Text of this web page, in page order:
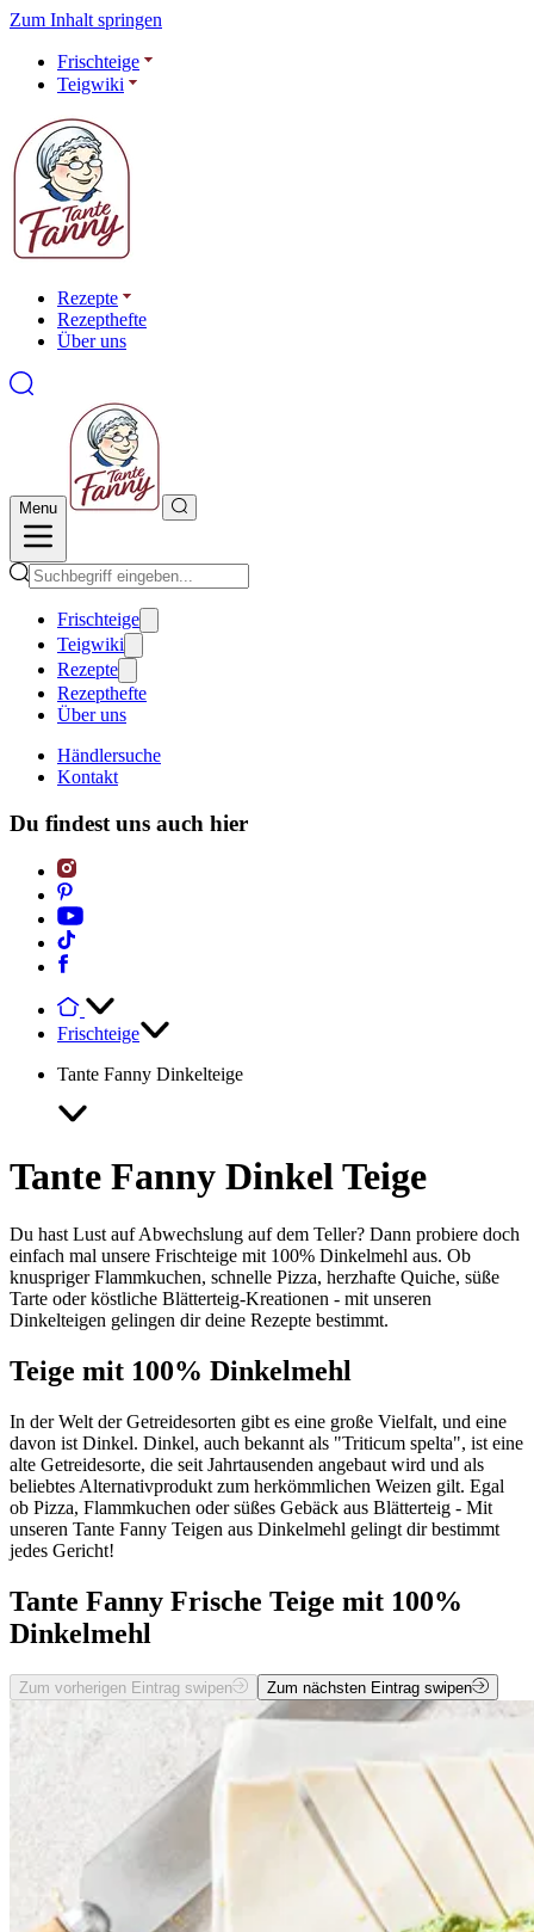
Zum Inhalt springen
Frischteige
Teigwiki
Rezepte
Rezepthefte
Über uns
Menu
Frischteige
Teigwiki
Rezepte
Rezepthefte
Über uns
Händlersuche
Kontakt
Du findest uns auch hier
Frischteige
Tante Fanny Dinkelteige
Tante Fanny Dinkel Teige
Du hast Lust auf Abwechslung auf dem Teller? Dann probiere doch
einfach mal unsere Frischteige mit 100% Dinkelmehl aus. Ob
knuspriger Flammkuchen, schnelle Pizza, herzhafte Quiche, süße
Tarte oder köstliche Blätterteig-Kreationen - mit unseren
Dinkelteigen gelingen dir deine Rezepte bestimmt.
Teige mit 100% Dinkelmehl
In der Welt der Getreidesorten gibt es eine große Vielfalt, und eine
davon ist Dinkel. Dinkel, auch bekannt als "Triticum spelta", ist eine
alte Getreidesorte, die seit Jahrtausenden angebaut wird und als
beliebtes Alternativprodukt zum herkömmlichen Weizen gilt. Egal
ob Pizza, Flammkuchen oder süßes Gebäck aus Blätterteig - Mit
unseren Tante Fanny Teigen aus Dinkelmehl gelingt dir bestimmt
jedes Gericht!
Tante Fanny Frische Teige mit 100%
Dinkelmehl
Zum vorherigen Eintrag swipen Zum nächsten Eintrag swipen